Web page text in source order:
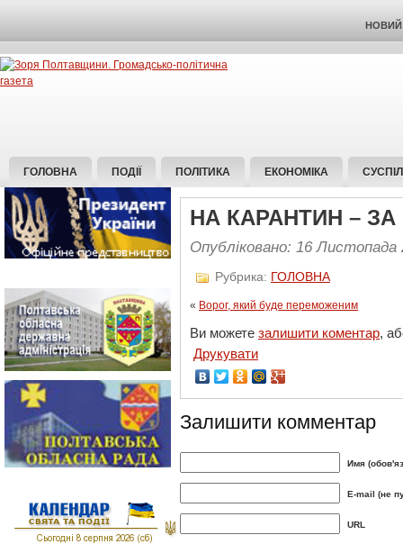
НОВИЙ
ГОЛОВНА ПОДІЇ ПОЛІТИКА ЕКОНОМІКА
НА КАРАНТИН –
Опубліковано: 16 Листопада
Рубрика: ГОЛОВНА
« Ворог, який буде переможеним
Ви можете залишити коментар,
Друкувати
Залишити комментар
Имя
E-mail (не
URL